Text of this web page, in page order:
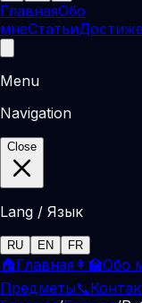
ГлавнаяОбо
мнеСтатьи
Menu
Navigation
Close
Lang / Язык
RU EN FR
🏠Главная 👩‍🏫Обо
Предметы📞